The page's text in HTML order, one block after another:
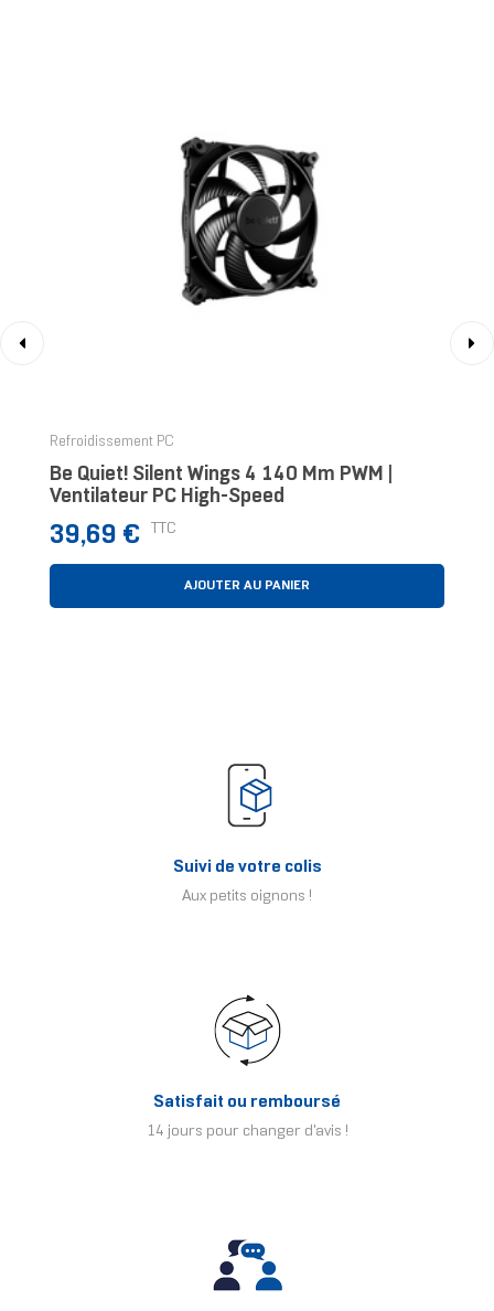
Refroidissement PC
Be Quiet! Silent Wings 4 140 Mm PWM |
Ventilateur PC High-Speed
Prix
39,69 € TTC
AJOUTER AU PANIER
Suivi de votre colis
Aux petits oignons !
Satisfait ou remboursé
14 jours pour changer d'avis !